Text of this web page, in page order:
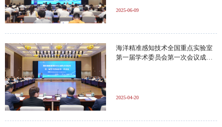
2025-06-09
海洋精准感知技术全国重点实验室
第一届学术委员会第一次会议成功
2025-04-20